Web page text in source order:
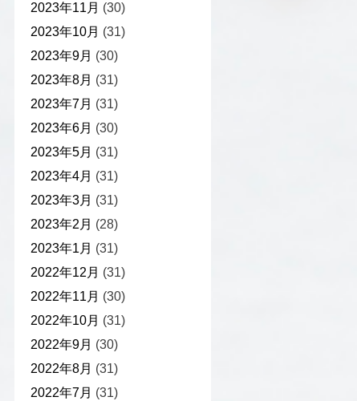
2023年11月 (30)
2023年10月 (31)
2023年9月 (30)
2023年8月 (31)
2023年7月 (31)
2023年6月 (30)
2023年5月 (31)
2023年4月 (31)
2023年3月 (31)
2023年2月 (28)
2023年1月 (31)
2022年12月 (31)
2022年11月 (30)
2022年10月 (31)
2022年9月 (30)
2022年8月 (31)
2022年7月 (31)